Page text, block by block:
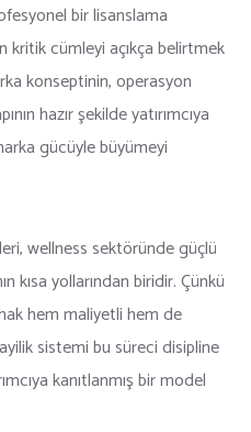
bir lisanslama
kritik cümleyi açıkça belirtmek
konseptinin, operasyon
hazır şekilde yatırımcıya
gücüyle büyümeyi
wellness sektöründe güçlü
kısa yollarından biridir. Çünkü
hem maliyetli hem de
sistemi bu süreci disipline
kanıtlanmış bir model